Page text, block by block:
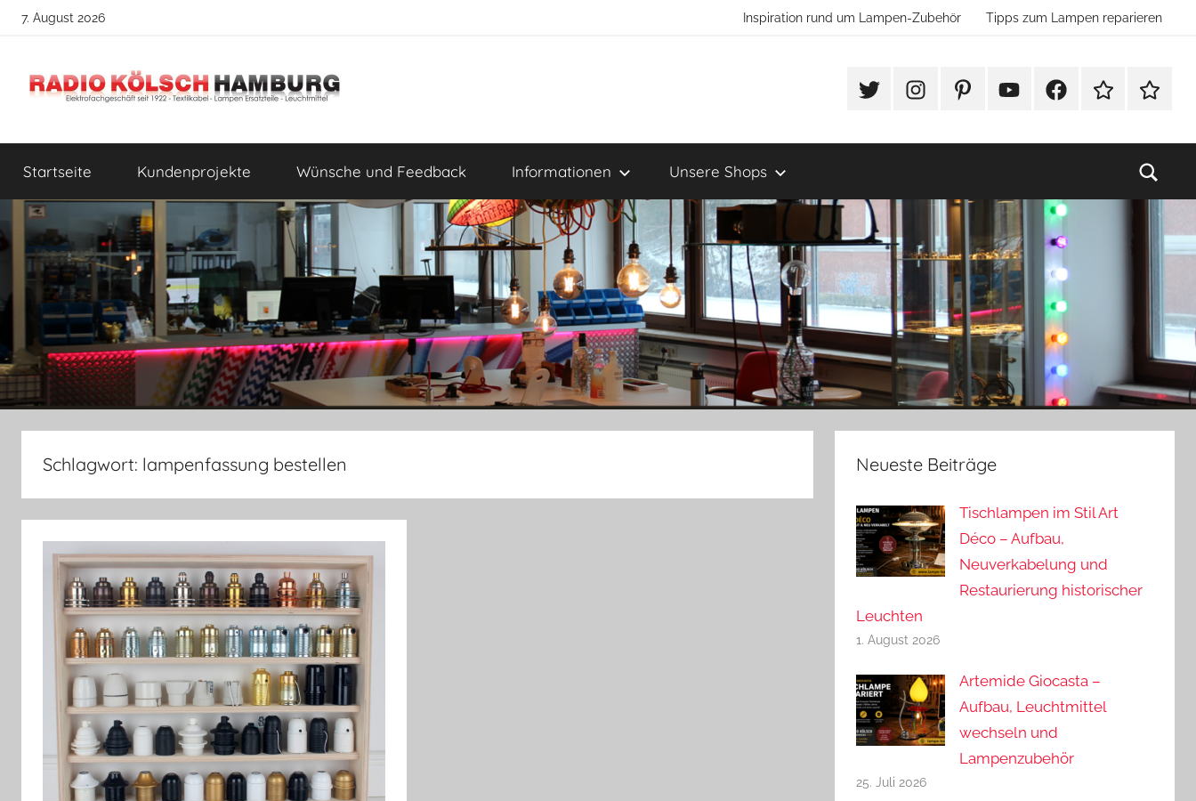
Zum7. August 2026 Inspiration rund um Lampen-Zubehör Tipps zum Lampen reparieren
Radio
Kölsch
Hamburg
Lampenbau
Tipps
#TwitterInstagramPinterestYouTubeFacebook
TikTok
Startseite Kundenprojekte Wünsche und Feedback Informationen Unsere Shops
Schlagwort: lampenfassung bestellen Neueste Beiträge
Tischlampen im Stil Art
Déco – Aufbau,
Neuverkabelung und
Restaurierung historischer
Leuchten
1. August 2026
Artemide Giocasta –
Aufbau, Leuchtmittel
wechseln und
Lampenzubehör
25. Juli 2026